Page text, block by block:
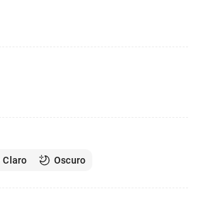
Claro Oscuro